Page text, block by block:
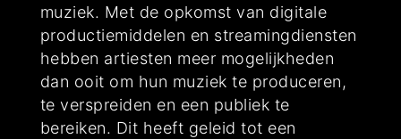
muziek. Met de opkomst van digitale
productiemiddelen en streamingdiensten
hebben artiesten meer mogelijkheden
dan ooit om hun muziek te produceren,
te verspreiden en een publiek te
bereiken. Dit heeft geleid tot een